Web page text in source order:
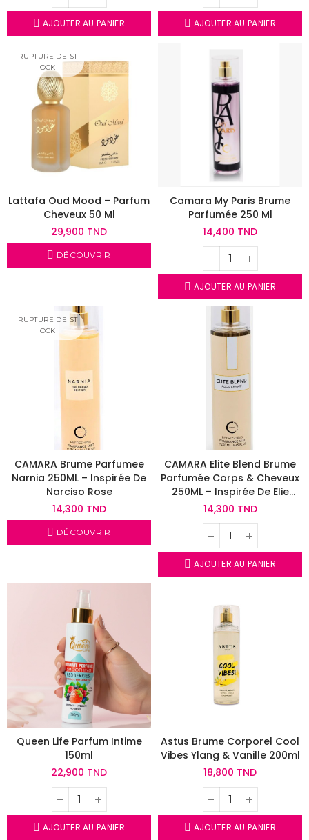
AJOUTER AU PANIER AJOUTER AU PANIER
RUPTURE DE ST
OCK
Lattafa Oud Mood – Parfum
Cheveux 50 Ml
29,900 TND
DÉCOUVRIR
Camara My Paris Brume
Parfumée 250 Ml
14,400 TND
AJOUTER AU PANIER
RUPTURE DE ST
OCK
CAMARA Brume Parfumee
Narnia 250ML – Inspirée De
Narciso Rose
14,300 TND
DÉCOUVRIR
CAMARA Elite Blend Brume
Parfumée Corps & Cheveux
250ML – Inspirée De Elie
Saab Le Parfum
14,300 TND
AJOUTER AU PANIER
Queen Life Parfum Intime
150ml
22,900 TND
AJOUTER AU PANIER
Astus Brume Corporel Cool
Vibes Ylang & Vanille 200ml
18,800 TND
AJOUTER AU PANIER